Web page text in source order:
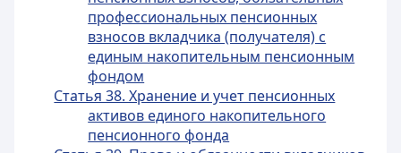
профессиональных пенсионных
взносов вкладчика (получателя) с
единым накопительным пенсионным
фондом
Статья 38. Хранение и учет пенсионных
активов единого накопительного
пенсионного фонда